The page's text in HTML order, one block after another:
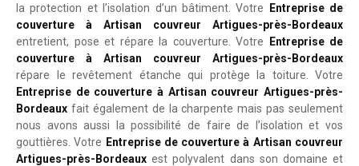
la protection et l’isolation d’un bâtiment. Votre Entreprise de
couverture à Artisan couvreur Artigues-près-Bordeaux
entretient, pose et répare la couverture. Votre Entreprise de
couverture à Artisan couvreur Artigues-près-Bordeaux
répare le revêtement étanche qui protège la toiture. Votre
Entreprise de couverture à Artisan couvreur Artigues-près-
Bordeaux fait également de la charpente mais pas seulement
nous avons aussi la possibilité de faire de l’isolation et vos
gouttières. Votre Entreprise de couverture à Artisan couvreur
Artigues-près-Bordeaux est polyvalent dans son domaine et